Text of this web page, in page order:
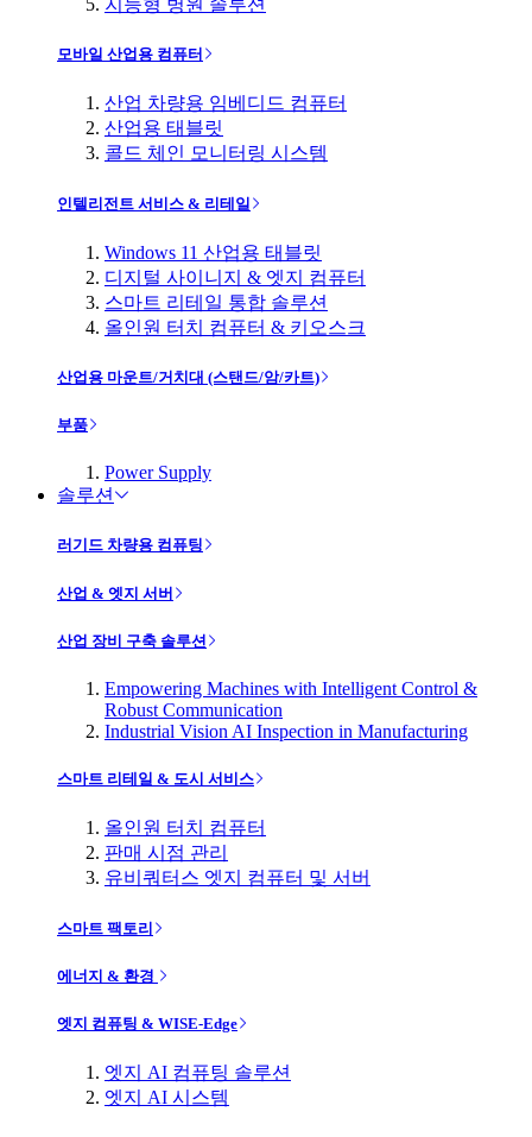
지능형 병원 솔루션
모바일 산업용 컴퓨터
산업 차량용 임베디드 컴퓨터
산업용 태블릿
콜드 체인 모니터링 시스템
인텔리전트 서비스 & 리테일
Windows 11 산업용 태블릿
디지털 사이니지 & 엣지 컴퓨터
스마트 리테일 통합 솔루션
올인원 터치 컴퓨터 & 키오스크
산업용 마운트/거치대 (스탠드/암/카트)
부품
Power Supply
솔루션
러기드 차량용 컴퓨팅
산업 & 엣지 서버
산업 장비 구축 솔루션
Empowering Machines with Intelligent Control &
Robust Communication
Industrial Vision AI Inspection in Manufacturing
스마트 리테일 & 도시 서비스
올인원 터치 컴퓨터
판매 시점 관리
유비쿼터스 엣지 컴퓨터 및 서버
스마트 팩토리
에너지 & 환경
엣지 컴퓨팅 & WISE-Edge
엣지 AI 컴퓨팅 솔루션
엣지 AI 시스템